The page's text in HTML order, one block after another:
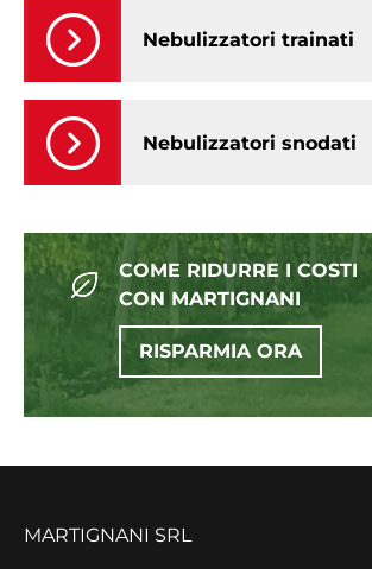
Nebulizzatori trainati
Nebulizzatori snodati
COME RIDURRE I COSTI
CON MARTIGNANI
RISPARMIA ORA
MARTIGNANI SRL